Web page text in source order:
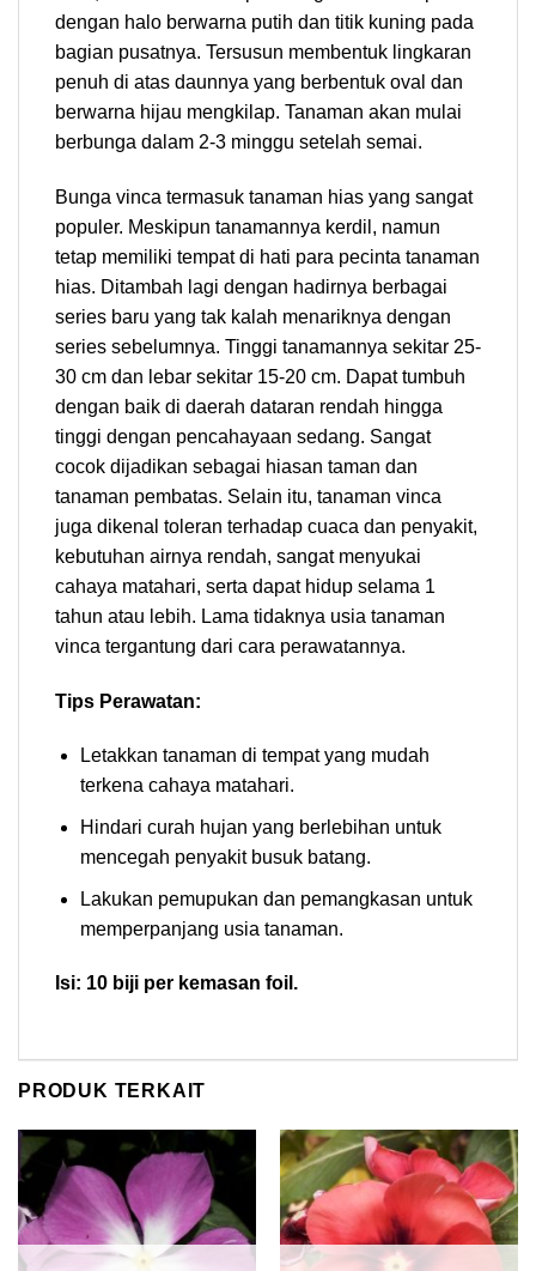
dengan halo berwarna putih dan titik kuning pada
bagian pusatnya. Tersusun membentuk lingkaran
penuh di atas daunnya yang berbentuk oval dan
berwarna hijau mengkilap. Tanaman akan mulai
berbunga dalam 2-3 minggu setelah semai.
Bunga vinca termasuk tanaman hias yang sangat
populer. Meskipun tanamannya kerdil, namun
tetap memiliki tempat di hati para pecinta tanaman
hias. Ditambah lagi dengan hadirnya berbagai
series baru yang tak kalah menariknya dengan
series sebelumnya. Tinggi tanamannya sekitar 25-
30 cm dan lebar sekitar 15-20 cm. Dapat tumbuh
dengan baik di daerah dataran rendah hingga
tinggi dengan pencahayaan sedang. Sangat
cocok dijadikan sebagai hiasan taman dan
tanaman pembatas. Selain itu, tanaman vinca
juga dikenal toleran terhadap cuaca dan penyakit,
kebutuhan airnya rendah, sangat menyukai
cahaya matahari, serta dapat hidup selama 1
tahun atau lebih. Lama tidaknya usia tanaman
vinca tergantung dari cara perawatannya.
Tips Perawatan:
Letakkan tanaman di tempat yang mudah
terkena cahaya matahari.
Hindari curah hujan yang berlebihan untuk
mencegah penyakit busuk batang.
Lakukan pemupukan dan pemangkasan untuk
memperpanjang usia tanaman.
Isi: 10 biji per kemasan foil.
PRODUK TERKAIT